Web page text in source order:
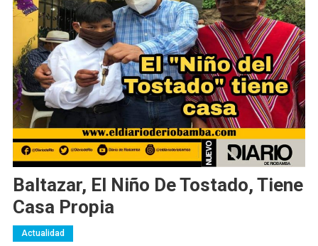
Baltazar, El Niño De Tostado, Tiene
Casa Propia
Actualidad